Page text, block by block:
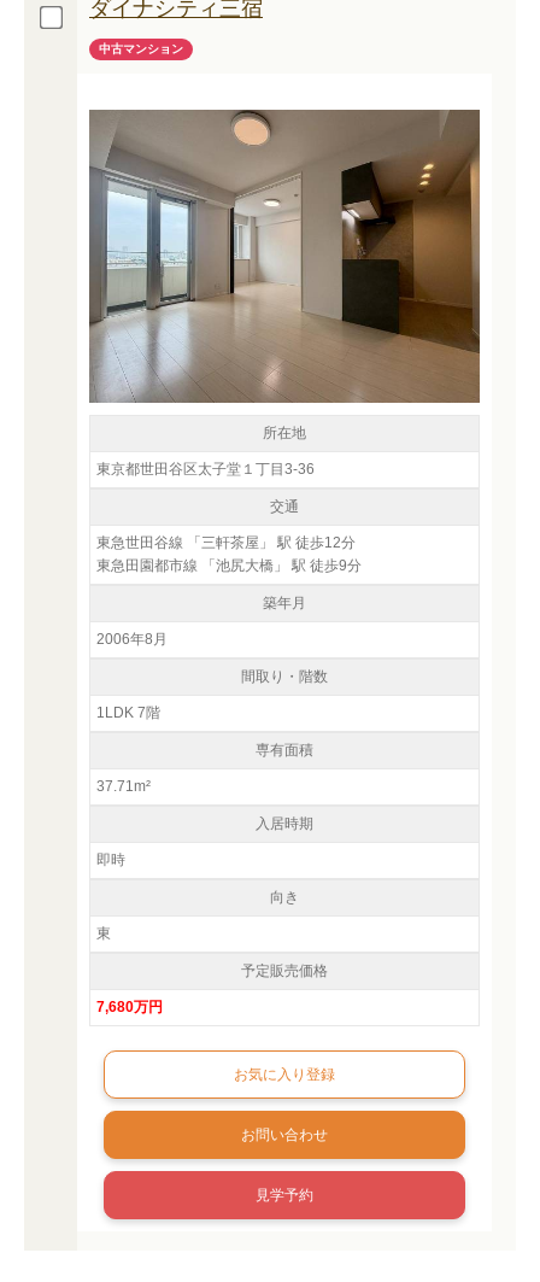
ダイナシティ三宿
中古マンション
所在地
東京都世田谷区太子堂１丁目3-36
交通
東急世田谷線 「三軒茶屋」 駅 徒歩12分
東急田園都市線 「池尻大橋」 駅 徒歩9分
築年月
2006年8月
間取り・階数
1LDK 7階
専有面積
37.71m²
入居時期
即時
向き
東
予定販売価格
7,680万円
お問い合わせ
見学予約